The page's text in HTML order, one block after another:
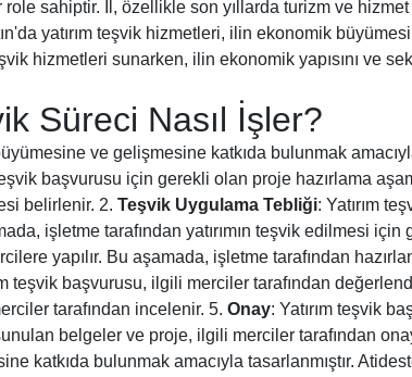
sahiptir. İl, özellikle son yıllarda turizm ve
yatırım teşvik hizmetleri, ilin ekonomik
hizmetleri sunarken, ilin ekonomik yapısını ve
Süreci Nasıl İşler?
ve gelişmesine katkıda bulunmak
başvurusu için gerekli olan proje hazırlama
belirlenir. 2. Teşvik Uygulama Tebliği: Yatırım
işletme tarafından yatırımın teşvik edilmesi için
yapılır. Bu aşamada, işletme tarafından
teşvik başvurusu, ilgili merciler tarafından
tarafından incelenir. 5. Onay: Yatırım teşvik
belgeler ve proje, ilgili merciler tarafından
katkıda bulunmak amacıyla tasarlanmıştır.